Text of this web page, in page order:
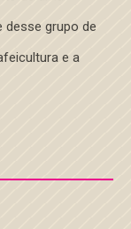
grupo de
e a